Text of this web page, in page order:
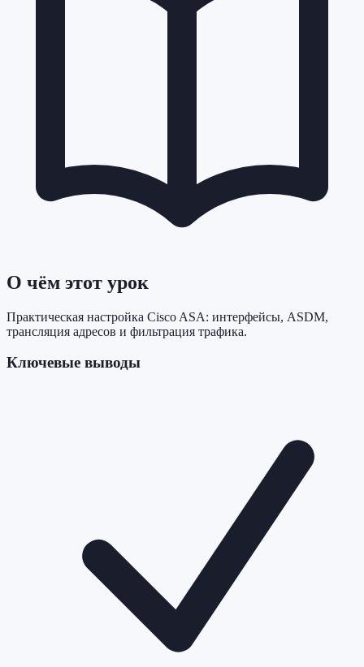
О чём этот урок
Практическая настройка Cisco ASA: интерфейсы, ASDM,
трансляция адресов и фильтрация трафика.
Ключевые выводы